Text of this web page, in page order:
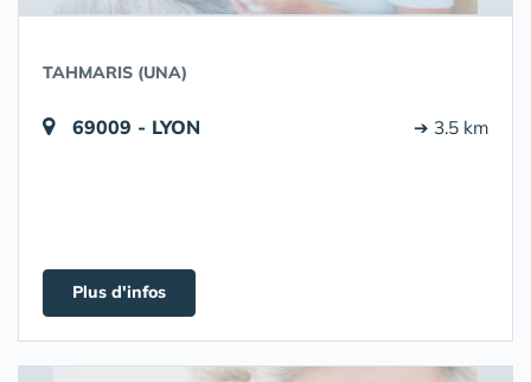
TAHMARIS (UNA)
69009 - LYON ➔ 3.5 km
Plus d'infos